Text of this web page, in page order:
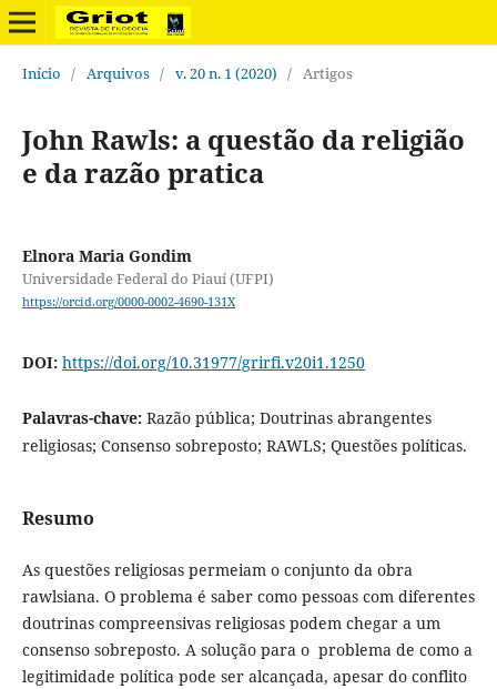
Início / Arquivos / v. 20 n. 1 (2020) / Artigos
John Rawls: a questão da religião
e da razão pratica
Elnora Maria Gondim
Universidade Federal do Piauí (UFPI)
https://orcid.org/0000-0002-4690-131X
DOI: https://doi.org/10.31977/grirfi.v20i1.1250
Palavras-chave: Razão pública; Doutrinas abrangentes
religiosas; Consenso sobreposto; RAWLS; Questões políticas.
Resumo
As questões religiosas permeiam o conjunto da obra
rawlsiana. O problema é saber como pessoas com diferentes
doutrinas compreensivas religiosas podem chegar a um
consenso sobreposto. A solução para o problema de como a
legitimidade política pode ser alcançada, apesar do conflito